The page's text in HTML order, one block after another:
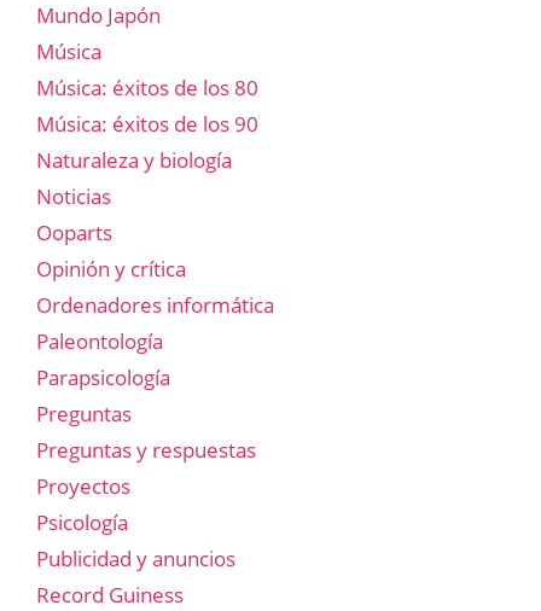
Mundo Japón
Música
Música: éxitos de los 80
Música: éxitos de los 90
Naturaleza y biología
Noticias
Ooparts
Opinión y crítica
Ordenadores informática
Paleontología
Parapsicología
Preguntas
Preguntas y respuestas
Proyectos
Psicología
Publicidad y anuncios
Record Guiness